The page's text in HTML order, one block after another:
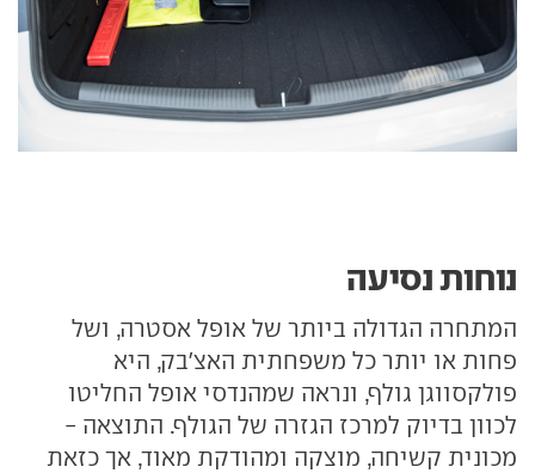
נוחות נסיעה
המתחרה הגדולה ביותר של אופל אסטרה, ושל
פחות או יותר כל משפחתית האצ'בק, היא
פולקסווגן גולף, ונראה שמהנדסי אופל החליטו
לכוון בדיוק למרכז הגזרה של הגולף. התוצאה -
מכונית קשיחה, מוצקה ומהודקת מאוד, אך כזאת